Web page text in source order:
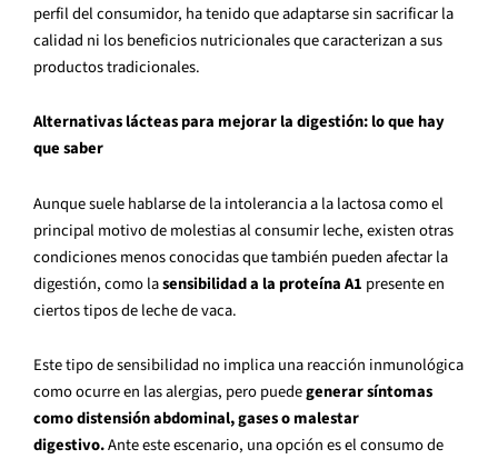
perfil del consumidor, ha tenido que adaptarse sin sacrificar la
calidad ni los beneficios nutricionales que caracterizan a sus
productos tradicionales.
Alternativas lácteas para mejorar la digestión: lo que hay
que saber
Aunque suele hablarse de la intolerancia a la lactosa como el
principal motivo de molestias al consumir leche, existen otras
condiciones menos conocidas que también pueden afectar la
digestión, como lasensibilidad a la proteína A1 presente en
ciertos tipos de leche de vaca.
Este tipo de sensibilidad no implica una reacción inmunológica
como ocurre en las alergias, pero puedegenerar síntomas
como distensión abdominal, gases o malestar
digestivo.Ante este escenario, una opción es el consumo de